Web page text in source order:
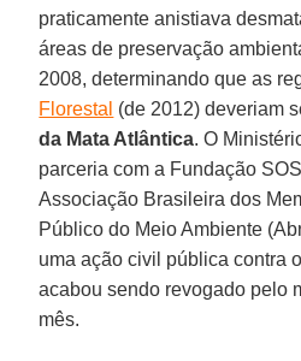
praticamente anistiava
áreas de preservação
2008, determinando que as
Florestal (de 2012) deveriam
da Mata Atlântica. O
parceria com a Fundação
Associação Brasileira dos
Público do Meio Ambiente
uma ação civil pública contra
acabou sendo revogado pelo
mês.